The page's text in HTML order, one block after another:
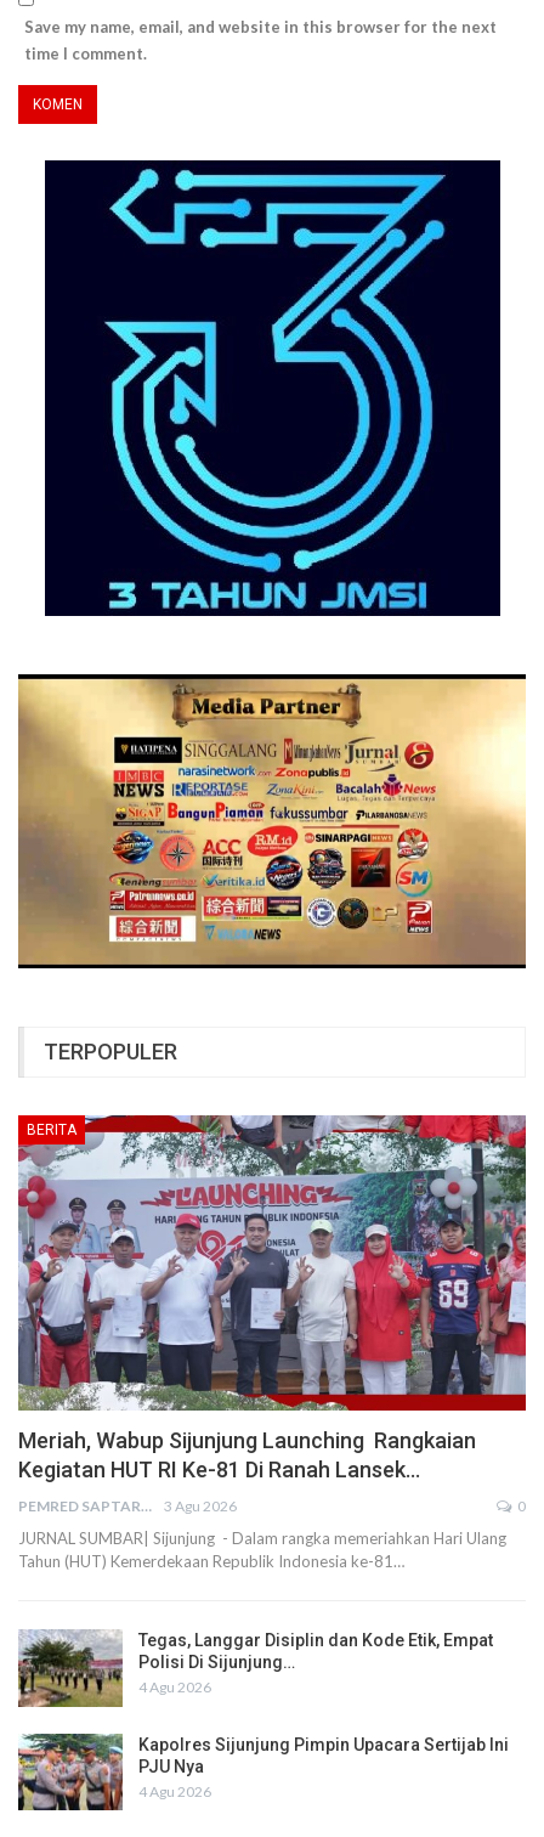
Save my name, email, and website in this browser for the next
time I comment.
TERPOPULER
BERITA
Meriah, Wabup Sijunjung Launching Rangkaian
Kegiatan HUT RI Ke-81 Di Ranah Lansek…
PEMRED SAPTARIUS 3 Agu 2026 0
JURNAL SUMBAR| Sijunjung - Dalam rangka memeriahkan Hari Ulang
Tahun (HUT) Kemerdekaan Republik Indonesia ke-81…
Tegas, Langgar Disiplin dan Kode Etik, Empat
Polisi Di Sijunjung…
4 Agu 2026
Kapolres Sijunjung Pimpin Upacara Sertijab Ini
PJU Nya
4 Agu 2026